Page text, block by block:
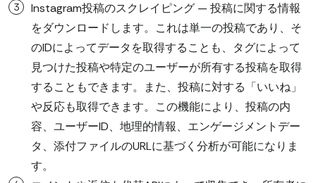
Instagram投稿のスクレイピング — 投稿に関する情報
をダウンロードします。これは単一の投稿であり、そ
のIDによってデータを取得することも、タグによって
見つけた投稿や特定のユーザーが所有する投稿を取得
することもできます。また、投稿に対する「いいね」
や反応も取得できます。この機能により、投稿の内
容、ユーザーID、地理的情報、エンゲージメントデー
タ、添付ファイルのURLに基づく分析が可能になりま
す。